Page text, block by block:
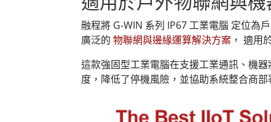
融程將 G-WIN 系列 IP67 工業電腦 定位為
廣泛的 物聯網與邊緣運算解決方案 ， 適用
這款強固型工業電腦在支援工業通訊、機
度，降低了停機風險，並協助系統整合商